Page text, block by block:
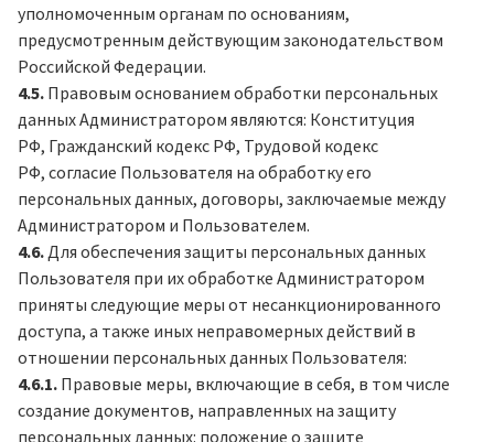
уполномоченным органам по основаниям,
предусмотренным действующим законодательством
Российской Федерации.
4.5. Правовым основанием обработки персональных
данных Администратором являются: Конституция
РФ, Гражданский кодекс РФ, Трудовой кодекс
РФ, согласие Пользователя на обработку его
персональных данных, договоры, заключаемые между
Администратором и Пользователем.
4.6.Для обеспечения защиты персональных данных
Пользователя при их обработке Администратором
приняты следующие меры от несанкционированного
доступа, а также иных неправомерных действий в
отношении персональных данных Пользователя:
4.6.1. Правовые меры, включающие в себя, в том числе
создание документов, направленных на защиту
персональных данных: положение о защите